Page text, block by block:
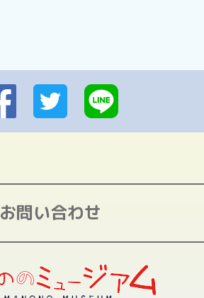
お問い合わせ